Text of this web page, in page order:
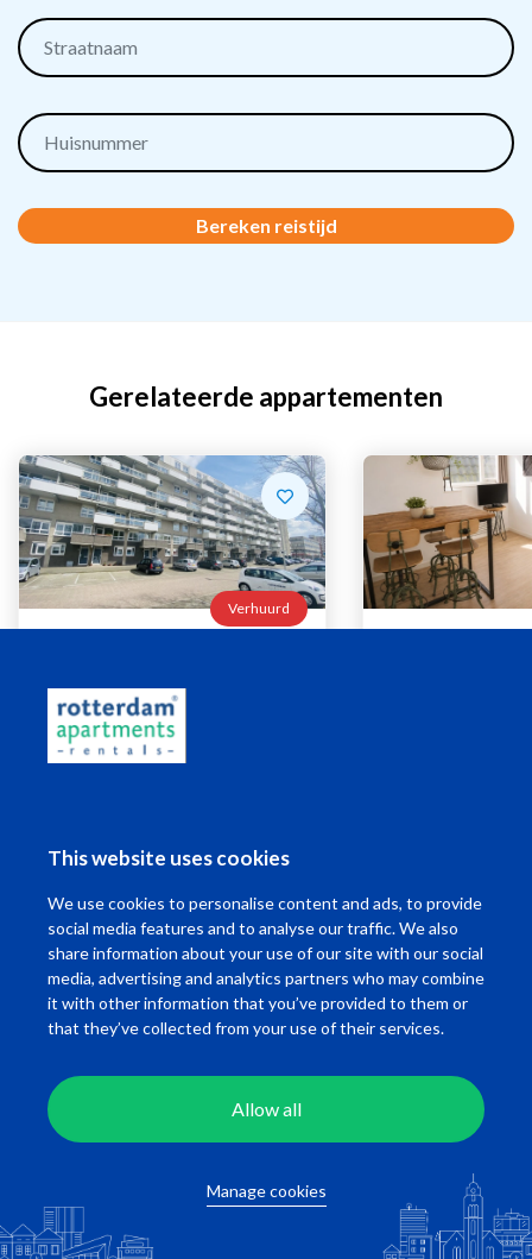
This website uses cookies
We use cookies to personalise content and ads, to provide
social media features and to analyse our traffic. We also
share information about your use of our site with our social
media, advertising and analytics partners who may combine
it with other information that you’ve provided to them or
that they’ve collected from your use of their services.
Allow all
Manage cookies
Bereken reistijd
Gerelateerde appartementen
Verhuurd
Beschikbaar per
2
74 m
Wonen in Rotterdam
Contact